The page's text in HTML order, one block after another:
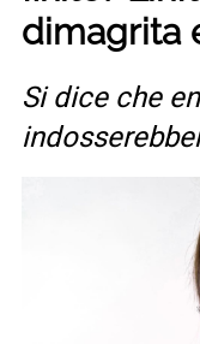
dimagrita
Si dice che